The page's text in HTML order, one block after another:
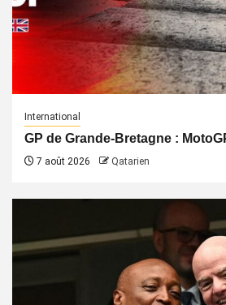
International
GP de Grande-Bretagne :
7 août 2026 Qatarien